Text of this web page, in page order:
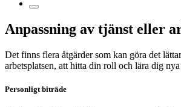
Anpassning av tjänst eller
Det finns flera åtgärder som kan göra det
arbetsplatsen, att hitta din roll och lära dig
Personligt biträde